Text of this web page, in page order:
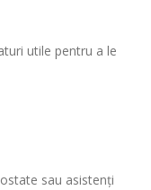
utile pentru a le
sau asistenți